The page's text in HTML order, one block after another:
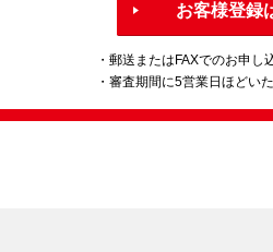
お客様登録
・郵送またはFAXでのお申し
・審査期間に5営業日ほどい